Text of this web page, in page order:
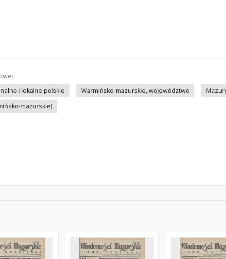
i lokalne polskie
Warmińsko-mazurskie, województwo
mazurskie)